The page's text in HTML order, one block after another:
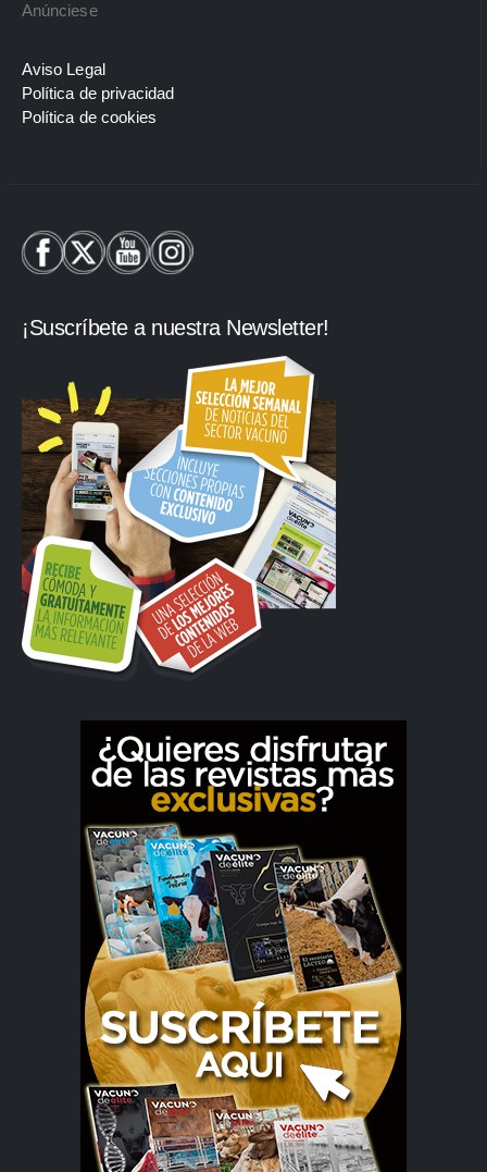
Anúnciese
Aviso Legal
Política de privacidad
Política de cookies
¡Suscríbete a nuestra Newsletter!